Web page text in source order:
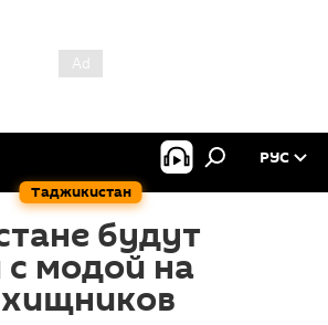
Таджикистан
РУС
будут
с модой на